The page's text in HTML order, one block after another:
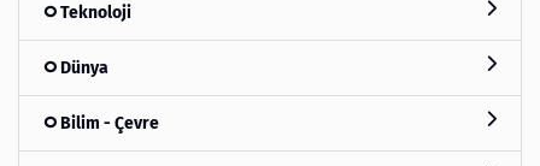
Teknoloji
Dünya
Bilim - Çevre